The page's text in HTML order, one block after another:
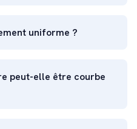
uniforme ?
peut-elle être courbe